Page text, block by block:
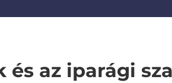
és az iparági